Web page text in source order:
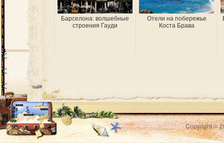
Барселона: волшебные
строения Гауди
Отели на побережье
Коста Брава
Copyright ©